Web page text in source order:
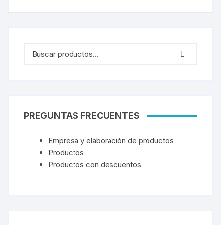
PREGUNTAS FRECUENTES
Empresa y elaboración de productos
Productos
Productos con descuentos